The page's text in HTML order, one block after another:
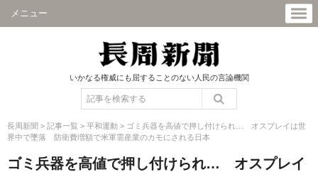
メニュー
いかなる権威にも屈することのない人民の言論機関
長周新聞 > 記事一覧 > 平和運動 > ゴミ兵器を高値で押し付けられ… オスプレイは世
界中で墜落 防衛費増額で米軍需産業のカモにされる日本
ゴミ兵器を高値で押し付けられ… オスプレイ